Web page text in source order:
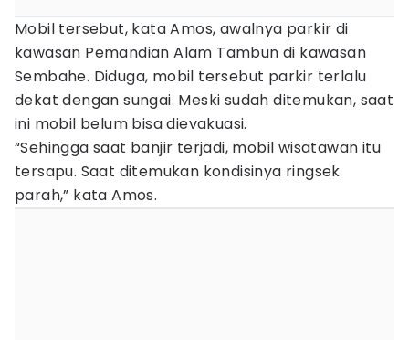
Mobil tersebut, kata Amos, awalnya parkir di
kawasan Pemandian Alam Tambun di kawasan
Sembahe. Diduga, mobil tersebut parkir terlalu
dekat dengan sungai. Meski sudah ditemukan, saat
ini mobil belum bisa dievakuasi.
“Sehingga saat banjir terjadi, mobil wisatawan itu
tersapu. Saat ditemukan kondisinya ringsek
parah,” kata Amos.